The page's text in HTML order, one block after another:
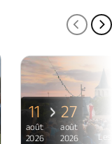
11
août
2026
27
août
2026